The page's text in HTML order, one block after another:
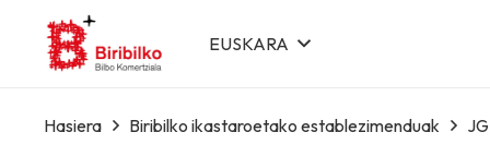
EUSKARA
Hasiera Biribilko ikastaroetako establezimenduak